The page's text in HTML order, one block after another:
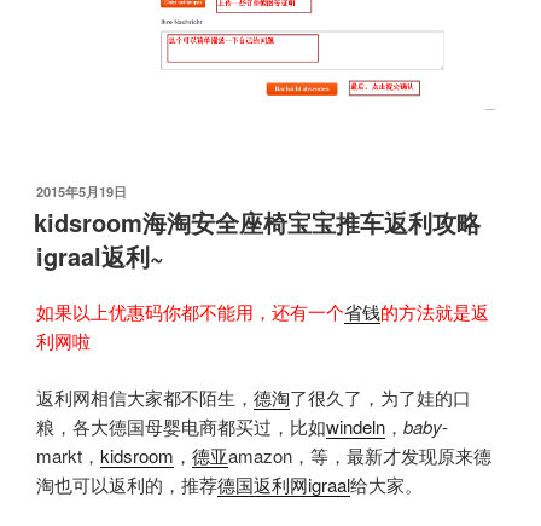
发
布
于
2015年5月19日
kidsroom海淘安全座椅宝宝推车返利攻略
igraal返利~
如果以上优惠码你都不能用，还有一个省钱的方法就是返
利网啦
返利网相信大家都不陌生， 德淘了很久了，为了娃的口
粮，各大德国母婴电商都买过，比如windeln ， baby-
markt， kidsroom ， 德亚amazon，等，最新才发现原来德
淘也可以返利的，推荐德国返利网igraal给大家。